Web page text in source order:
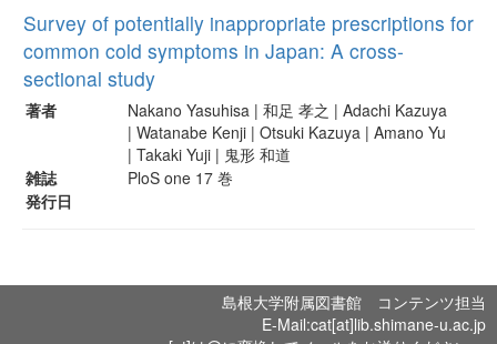
Survey of potentially inappropriate prescriptions for
common cold symptoms in Japan: A cross-
sectional study
著者
Nakano Yasuhisa | 和足 孝之 | Adachi Kazuya
| Watanabe Kenji | Otsuki Kazuya | Amano Yu
| Takaki Yuji | 鬼形 和道
雑誌
PloS one 17 巻
発行日
島根大学附属図書館 コンテンツ担当
E-Mail:cat[at]lib.shimane-u.ac.jp